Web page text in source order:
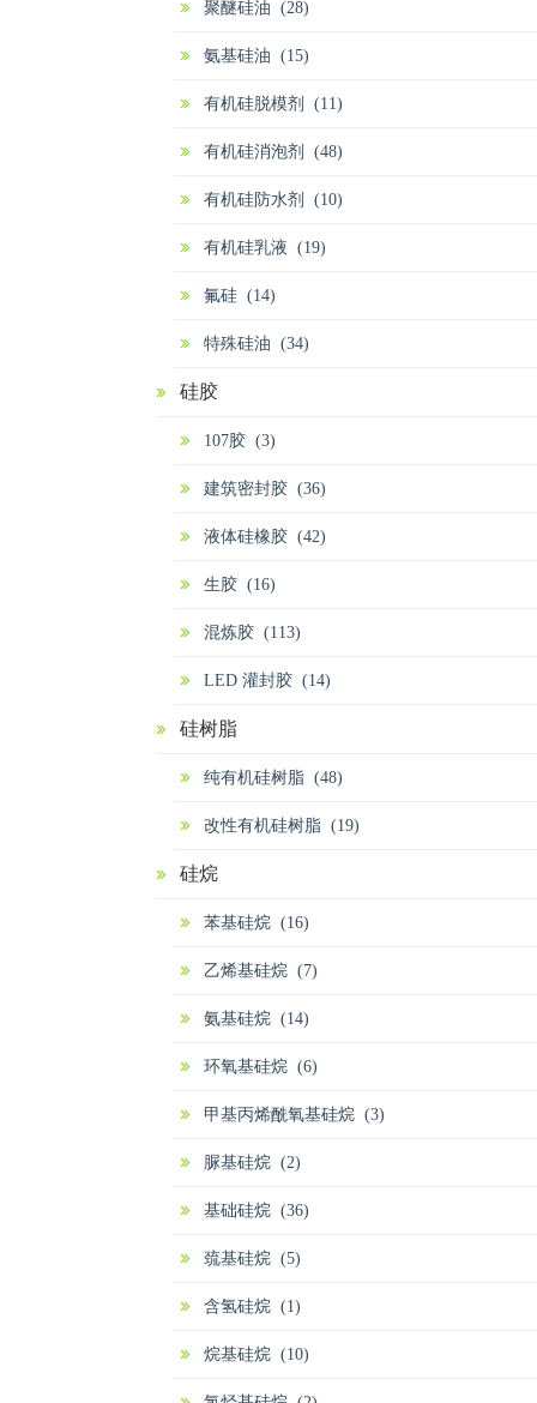
聚醚硅油 (28)
氨基硅油 (15)
有机硅脱模剂 (11)
有机硅消泡剂 (48)
有机硅防水剂 (10)
有机硅乳液 (19)
氟硅 (14)
特殊硅油 (34)
硅胶
107胶 (3)
建筑密封胶 (36)
液体硅橡胶 (42)
生胶 (16)
混炼胶 (113)
LED 灌封胶 (14)
硅树脂
纯有机硅树脂 (48)
改性有机硅树脂 (19)
硅烷
苯基硅烷 (16)
乙烯基硅烷 (7)
氨基硅烷 (14)
环氧基硅烷 (6)
甲基丙烯酰氧基硅烷 (3)
脲基硅烷 (2)
基础硅烷 (36)
巯基硅烷 (5)
含氢硅烷 (1)
烷基硅烷 (10)